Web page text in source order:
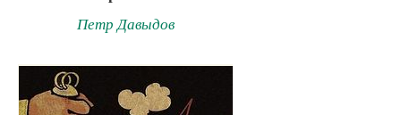
Петр Давыдов